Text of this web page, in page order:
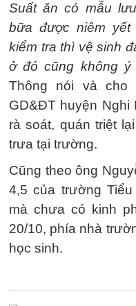
Suất ăn có mẫu
bữa được niêm yết
kiểm tra thì vệ sinh
ở đó cũng không ý
Thông nói và cho
GD&ĐT huyện Nghi
rà soát, quán triệt
trưa tại trường.
Cũng theo ông
4,5 của trường
mà chưa có kinh
20/10, phía nhà
học sinh.